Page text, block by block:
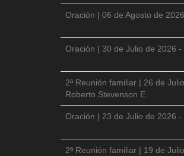
Oración | 06 de Agosto de
Oración | 30 de Julio de 2026 -
2ª Reunión familiar | 26 de
Roberto Stevenson E.
Oración | 23 de Julio de 2026 -
2ª Reunión familiar | 19 de